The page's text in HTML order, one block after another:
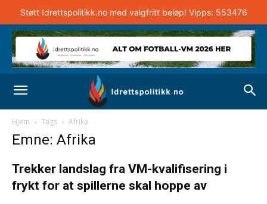
Støtt Idrettspolitikk.no med valgfritt beløp! Vipps: 553476
Hjem Tags Afrika
Emne: Afrika
Trekker landslag fra VM-kvalifisering i
frykt for at spillerne skal hoppe av
Andreas Selliaas - 24. november 2023